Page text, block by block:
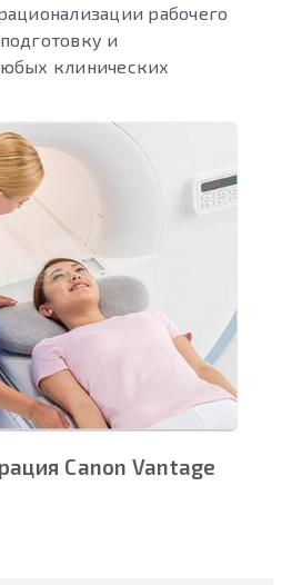
рабочего
и
клинических
Canon Vantage